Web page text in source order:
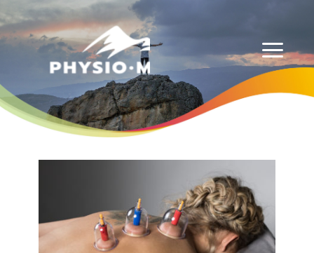
Physio-Masso MP